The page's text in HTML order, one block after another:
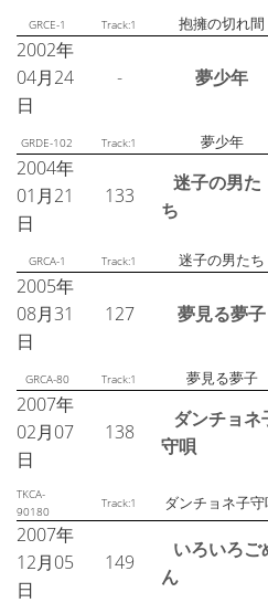
GRCE-1 Track:1 抱擁の切れ間
2002年
04月24
日
- 夢少年
GRDE-102 Track:1 夢少年
2004年
01月21
日
133
迷子の男た
ち
GRCA-1 Track:1 迷子の男たち
2005年
08月31
日
127 夢見る夢子
GRCA-80 Track:1 夢見る夢子
2007年
02月07
日
138
ダンチョネ
守唄
TKCA-
90180
Track:1 ダンチョネ子守
2007年
12月05
日
149
いろいろご
ん